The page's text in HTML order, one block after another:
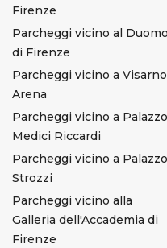
Firenze
Parcheggi vicino al Duomo
di Firenze
Parcheggi vicino a Visarno
Arena
Parcheggi vicino a Palazzo
Medici Riccardi
Parcheggi vicino a Palazzo
Strozzi
Parcheggi vicino alla
Galleria dell'Accademia di
Firenze